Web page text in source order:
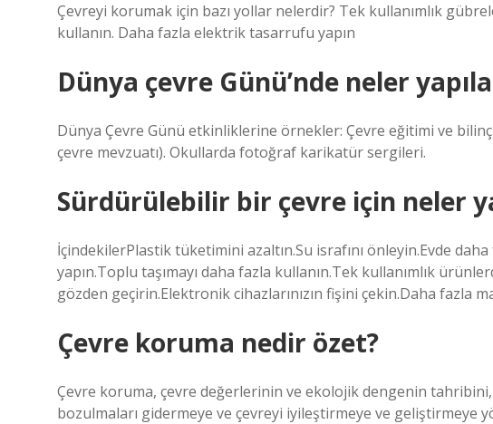
Çevreyi korumak için bazı yollar nelerdir? Tek kullanımlık
kullanın. Daha fazla elektrik tasarrufu yapın
Dünya çevre Günü’nde neler
Dünya Çevre Günü etkinliklerine örnekler: Çevre eğitimi ve
çevre mevzuatı). Okullarda fotoğraf karikatür sergileri.
Sürdürülebilir bir çevre için neler
İçindekilerPlastik tüketimini azaltın.Su israfını önleyin.Evde
yapın.Toplu taşımayı daha fazla kullanın.Tek kullanımlık
gözden geçirin.Elektronik cihazlarınızın fişini çekin.Daha fazla
Çevre koruma nedir özet?
Çevre koruma, çevre değerlerinin ve ekolojik dengenin tahribini,
bozulmaları gidermeye ve çevreyi iyileştirmeye ve geliştirmeye